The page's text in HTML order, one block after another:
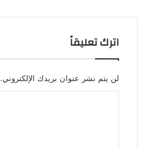
اترك تعليقاً
لن يتم نشر عنوان بريدك الإلكتروني.